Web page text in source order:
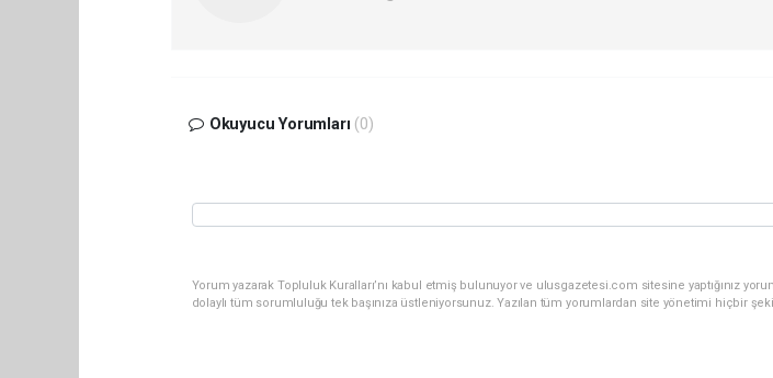
Okuyucu Yorumları (0)
Yorum yazarak Topluluk Kuralları’nı kabul etmiş bulunuyor ve ulusgazetesi.com sitesine yaptığınız
dolaylı tüm sorumluluğu tek başınıza üstleniyorsunuz. Yazılan tüm yorumlardan site yönetimi hiçbir